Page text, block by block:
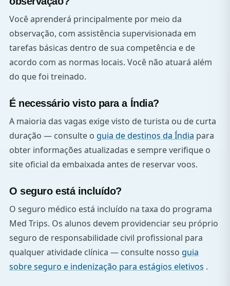
Você aprenderá principalmente por meio da
observação, com assistência supervisionada em
tarefas básicas dentro de sua competência e de
acordo com as normas locais. Você não atuará além
do que foi treinado.
É necessário visto para a Índia?
A maioria das vagas exige visto de turista ou de curta
duração — consulte o guia de destinos da Índia para
obter informações atualizadas e sempre verifique o
site oficial da embaixada antes de reservar voos.
O seguro está incluído?
O seguro médico está incluído na taxa do programa
Med Trips. Os alunos devem providenciar seu próprio
seguro de responsabilidade civil profissional para
qualquer atividade clínica — consulte nosso guia
sobre seguro e indenização para estágios eletivos .